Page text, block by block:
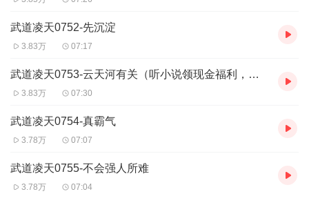
武道凌天0752-先沉淀
3.83万 07:17
武道凌天0753-云天河有关（听小说领现金福利，请仔细听小说音频哦）
3.83万 07:30
武道凌天0754-真霸气
3.78万 07:07
武道凌天0755-不会强人所难
3.78万 07:04